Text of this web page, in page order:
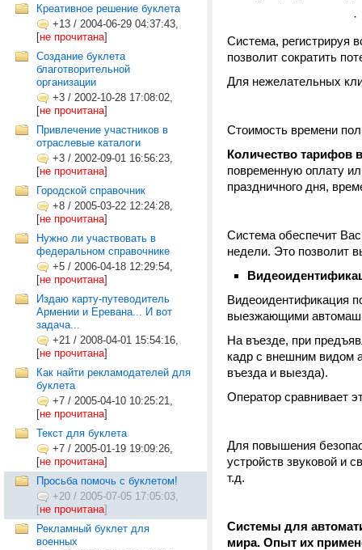
Креативное решение буклета
+13 / 2004-06-29 04:37:43,
[не прочитана]
Создание буклета
благотворительной
организации
+3 / 2002-10-28 17:08:02,
[не прочитана]
Привлечение участников в
отраслевые каталоги
+3 / 2002-09-01 16:56:23,
[не прочитана]
Городской справочник
+8 / 2005-03-22 12:24:28,
[не прочитана]
Нужно ли участвовать в
федеральном справочнике
+5 / 2006-04-18 12:29:54,
[не прочитана]
Издаю карту-путеводитель
Армении и Еревана... И вот
задача...
+21 / 2008-04-01 15:54:16,
[не прочитана]
Как найти рекламодателей для
буклета
+7 / 2005-04-10 10:25:21,
[не прочитана]
Текст для буклета
+7 / 2005-01-19 19:09:26,
[не прочитана]
Просьба помочь с буклетом!
+20 / 2005-07-05 17:05:03,
[не прочитана]
Рекламный буклет для
военных
Система, регистрируя
позволит сократить
Для нежелательных
Стоимость времени
Количество тарифов
повременную оплату
праздничного дня,
Система обеспечит
недели. Это позволит
Видеоидентификация
выезжающими
На въезде, при
кадр с внешним видом
въезда и выезда).
Оператор сравнивает
Для повышения
устройств звуковой и
т.д.
Системы для
мира. Опыт их